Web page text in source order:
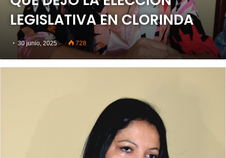
LEGISLATIVA EN CLORINDA
30 junio, 2025 728